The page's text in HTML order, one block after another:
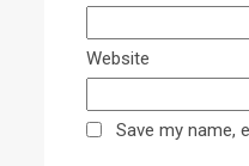
Website
Save my name,